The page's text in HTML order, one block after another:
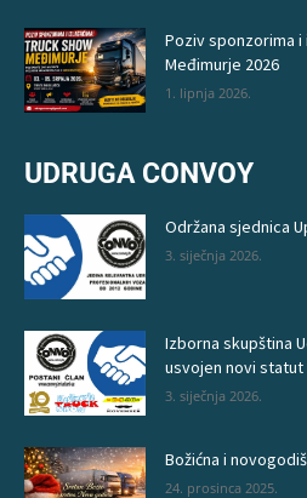
Poziv sponzorima i
Međimurje 2026
1. lipnja 2026.
UDRUGA CONVOY
Održana sjednica
3. siječnja 2026.
Izborna skupština
usvojen novi
3. siječnja 2026.
Božićna i
24. prosinca 2025.